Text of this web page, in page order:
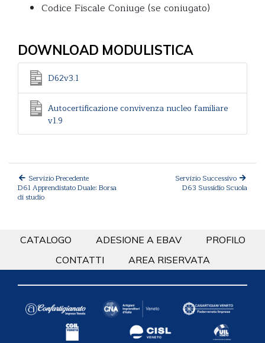
Codice Fiscale Coniuge (se coniugato)
DOWNLOAD MODULISTICA
D62v3.1
Autocertificazione convivenza nucleo familiare
v1.9
Servizio Precedente
D61 Apprendistato Duale: Borsa
di studio
Servizio Successivo
D63 Sussidio Scuola
CATALOGO ADESIONE A EBAV
PROFILO
CONTATTI
AREA RISERVATA